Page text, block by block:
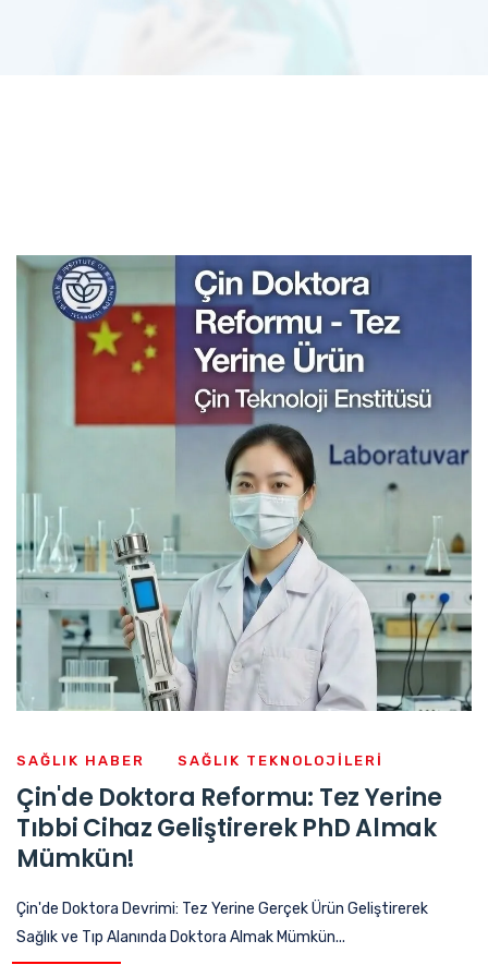
SAĞLIK HABER SAĞLIK TEKNOLOJILERI
Çin'de Doktora Reformu: Tez Yerine
Tıbbi Cihaz Geliştirerek PhD Almak
Mümkün!
Çin'de Doktora Devrimi: Tez Yerine Gerçek Ürün Geliştirerek
Sağlık ve Tıp Alanında Doktora Almak Mümkün...